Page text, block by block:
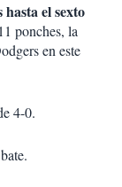
el sexto
ponches, la
en este
4-0.